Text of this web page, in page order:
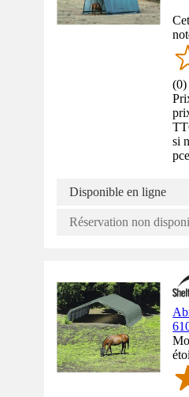
(0)
si
pce
Disponible en ligne
Réservation non